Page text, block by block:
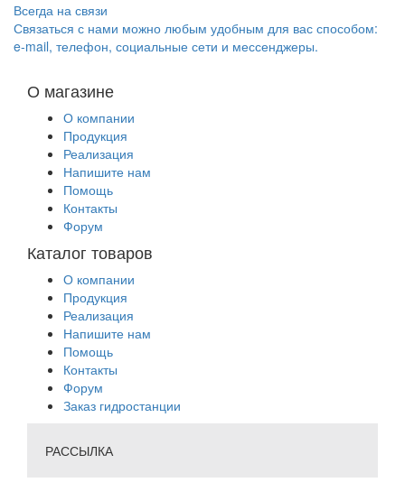
Всегда на связи
Связаться с нами можно любым удобным для вас способом:
e-mail, телефон, социальные сети и мессенджеры.
О магазине
О компании
Продукция
Реализация
Напишите нам
Помощь
Контакты
Форум
Каталог товаров
О компании
Продукция
Реализация
Напишите нам
Помощь
Контакты
Форум
Заказ гидростанции
РАССЫЛКА